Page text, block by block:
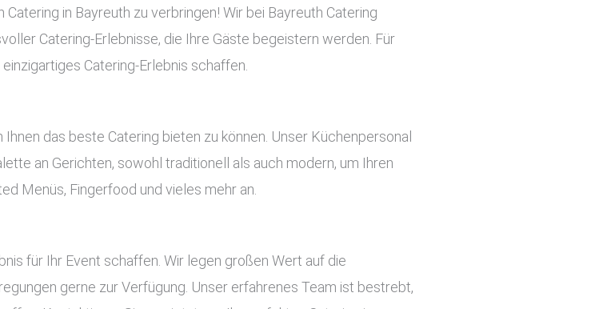
in Bayreuth zu verbringen! Wir bei Bayreuth Catering
Catering-Erlebnisse, die Ihre Gäste begeistern werden. Für
Catering-Erlebnis schaffen.
das beste Catering bieten zu können. Unser Küchenpersonal
an Gerichten, sowohl traditionell als auch modern, um Ihren
Menüs, Fingerfood und vieles mehr an.
für Ihr Event schaffen. Wir legen großen Wert auf die
gerne zur Verfügung. Unser erfahrenes Team ist bestrebt,